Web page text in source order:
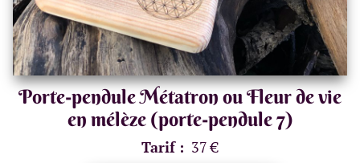
Porte-pendule Métatron ou Fleur de vie
en mélèze (porte-pendule 7)
Tarif : 37 €